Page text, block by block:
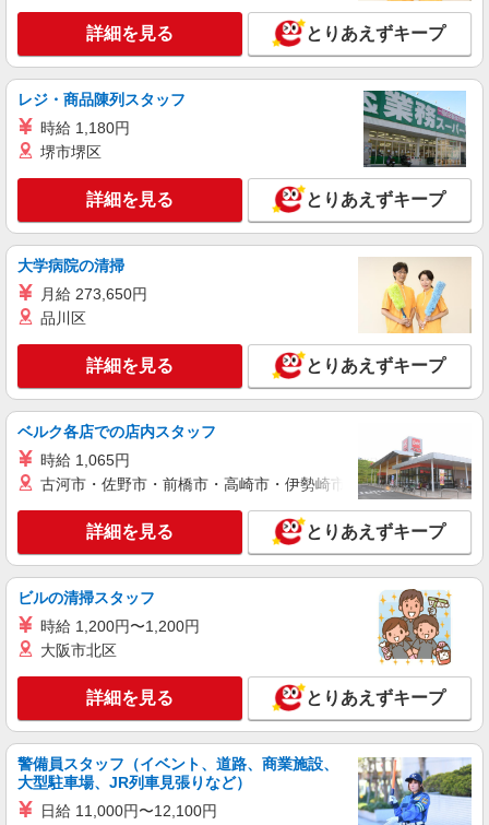
時給1,450円 月収例：261,725円（就業日：21
日、残業10時間の場合） ★交通費規定支給
愛知県一宮市 ★車通勤可 敷地内無料駐車場あ
り
詳細を見る
株式会社テクノ・サービス/お仕事No/0901044
機械オペレーター作業
時給1600円 月収例：240000円以上（残業・休
日出勤手当て等が含まれています） 交通費全額支
愛知県一宮市 ＊車・バイク通勤OK
キープ 詳細を見る
派遣社員
株式会社テクノ・サービス/お仕事No/0911475
時給1300円 月収例：208000円以上（残業・休
日出勤手当て等が含まれています） 交通費全額支
給 愛知県一宮市 ＊車・バイク通勤OK
詳細を見る
派遣社員
パーソルフィールドスタッフ株式会社 西日本コーディネートセンタ
ー（C）
からし作り
時給1,450円 月収例：261,725円（就業日：21
日、残業10時間の場合） ★交通費規定支給
愛知県一宮市 ★車通勤可 敷地内無料駐車場あ
り
詳細を見る とりあえずキープ
レジ・商品陳列スタッフ
時給 1,180円
堺市堺区
詳細を見る とりあえずキープ
大学病院の清掃
月給 273,650円
品川区
詳細を見る とりあえずキープ
ベルク各店での店内スタッフ
時給 1,065円
古河市・佐野市・前橋市・高崎市・伊勢崎市・太田市・館林市
詳細を見る とりあえずキープ
ビルの清掃スタッフ
時給 1,200円〜1,200円
大阪市北区
詳細を見る とりあえずキープ
警備員スタッフ（イベント、道路、商業施設、
大型駐車場、JR列車見張りなど）
日給 11,000円〜12,100円